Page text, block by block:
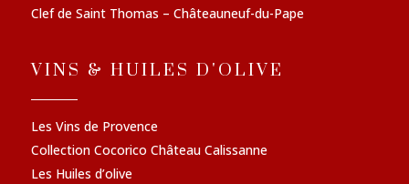
Clef de Saint Thomas – Châteauneuf-du-Pape
VINS & HUILES D'OLIVE
Les Vins de Provence
Collection Cocorico Château Calissanne
Les Huiles d’olive